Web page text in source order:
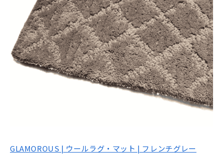
GLAMOROUS | ウールラグ・マット | フレンチグレー